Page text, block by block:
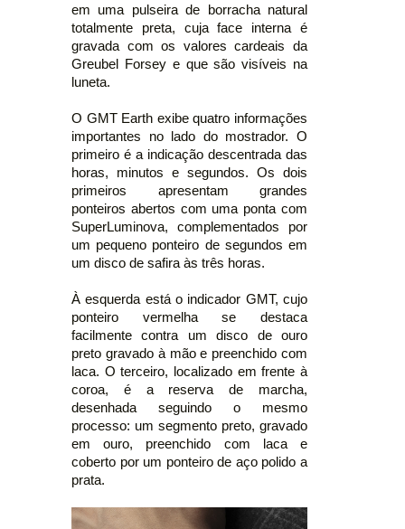
em uma pulseira de borracha natural
totalmente preta, cuja face interna é
gravada com os valores cardeais da
Greubel Forsey e que são visíveis na
luneta.
O GMT Earth exibe quatro informações
importantes no lado do mostrador. O
primeiro é a indicação descentrada das
horas, minutos e segundos. Os dois
primeiros apresentam grandes
ponteiros abertos com uma ponta com
SuperLuminova, complementados por
um pequeno ponteiro de segundos em
um disco de safira às três horas.
À esquerda está o indicador GMT, cujo
ponteiro vermelha se destaca
facilmente contra um disco de ouro
preto gravado à mão e preenchido com
laca. O terceiro, localizado em frente à
coroa, é a reserva de marcha,
desenhada seguindo o mesmo
processo: um segmento preto, gravado
em ouro, preenchido com laca e
coberto por um ponteiro de aço polido a
prata.